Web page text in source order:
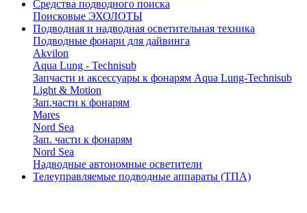
Средства подводного поиска
Поисковые ЭХОЛОТЫ
Подводная и надводная осветительная техника
Подводные фонари для дайвинга
Akvilon
Aqua Lung - Technisub
Запчасти и аксессуары к фонарям Aqua Lung-Technisub
Light & Motion
Зап.части к фонарям
Mares
Nord Sea
Зап. части к фонарям
Nord Sea
Надводные автономные осветители
Телеуправляемые подводные аппараты (ТПА)